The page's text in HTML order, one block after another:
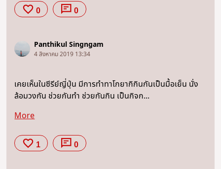
0 0
Panthikul Singngam
4 สิงหาคม 2019 13:34
เคยเห็นในซีรีย์ญี่ปุ่น มีการทำทาโกยากิกินกันเป็นมื้อเย็น นั่ง
ล้อมวงกัน ช่วยกันทำ ช่วยกันกิน เป็นกิจก...
More
1 0